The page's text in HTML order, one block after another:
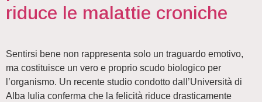
riduce le malattie croniche
Sentirsi bene non rappresenta solo un traguardo emotivo,
ma costituisce un vero e proprio scudo biologico per
l’organismo. Un recente studio condotto dall’Università di
Alba Iulia conferma che la felicità riduce drasticamente